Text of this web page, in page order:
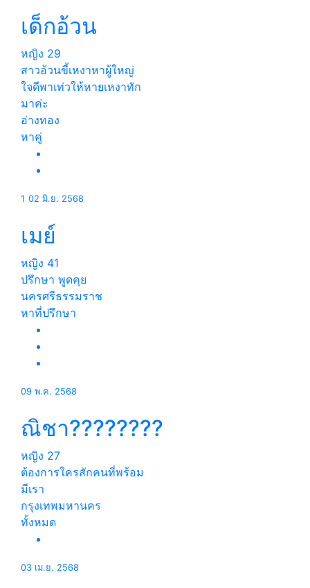
เด็กอ้วน
หญิง 29
สาวอ้วนขี้เหงาหาผู้ใหญ่
ใจดีพาเท่วให้หายเหงาทัก
มาค่ะ
อ่างทอง
หาคู่
1 02 มิ.ย. 2568
เมย์
หญิง 41
ปรึกษา พูดคุย
นครศรีธรรมราช
หาที่ปรึกษา
09 พ.ค. 2568
ณิชา????????
หญิง 27
ต้องการใครสักคนที่พร้อม
มีเรา
กรุงเทพมหานคร
ทั้งหมด
03 เม.ย. 2568